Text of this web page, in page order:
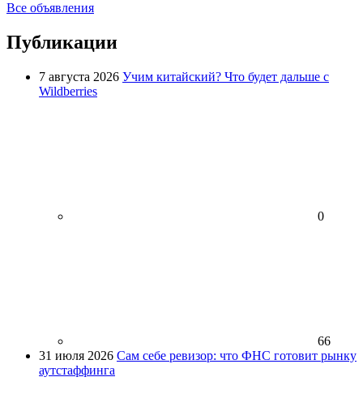
Все объявления
Публикации
7 августа 2026 Учим китайский? Что будет дальше с
Wildberries
0
66
31 июля 2026 Сам себе ревизор: что ФНС готовит рынку
аутстаффинга